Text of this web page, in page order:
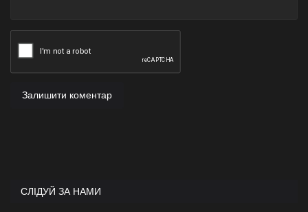
Залишити коментар
СЛІДУЙ ЗА НАМИ